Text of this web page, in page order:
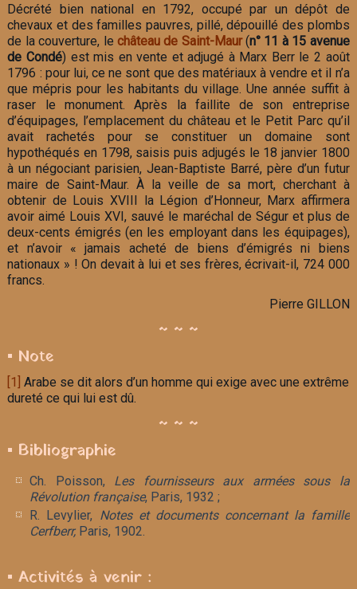
Décrété bien national en 1792, occupé par un dépôt de
chevaux et des familles pauvres, pillé, dépouillé des plombs
de la couverture, le château de Saint-Maur(n° 11 à 15 avenue
de Condé) est mis en vente et adjugé à Marx Berr le 2 août
1796 : pour lui, ce ne sont que des matériaux à vendre et il n’a
que mépris pour les habitants du village. Une année suffit à
raser le monument. Après la faillite de son entreprise
d’équipages, l’emplacement du château et le Petit Parc qu’il
avait rachetés pour se constituer un domaine sont
hypothéqués en 1798, saisis puis adjugés le 18 janvier 1800
à un négociant parisien, Jean-Baptiste Barré, père d’un futur
maire de Saint-Maur. À la veille de sa mort, cherchant à
obtenir de Louis XVIII la Légion d’Honneur, Marx affirmera
avoir aimé Louis XVI, sauvé le maréchal de Ségur et plus de
deux-cents émigrés (en les employant dans les équipages),
et n’avoir « jamais acheté de biens d’émigrés ni biens
nationaux » ! On devait à lui et ses frères, écrivait-il, 724 000
francs.
Pierre GILLON
~ ~ ~
▪ Note
[1] Arabe se dit alors d’un homme qui exige avec une extrême
dureté ce qui lui est dû.
~ ~ ~
▪ Bibliographie
Ch. Poisson, Les fournisseurs aux armées sous la
Révolution française, Paris, 1932 ;
R. Levylier, Notes et documents concernant la famille
Cerfberr, Paris, 1902.
▪ Activités à venir :